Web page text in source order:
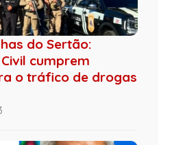
do Sertão:
cumprem
o tráfico de drogas